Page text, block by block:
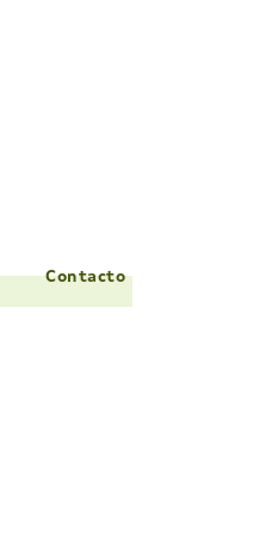
Contacto